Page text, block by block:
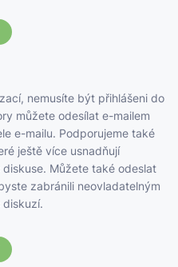
nemusíte být přihlášeni do
můžete odesílat e-mailem
e-mailu. Podporujeme také
ještě více usnadňují
Můžete také odeslat
zabránili neovladatelným
diskuzí.